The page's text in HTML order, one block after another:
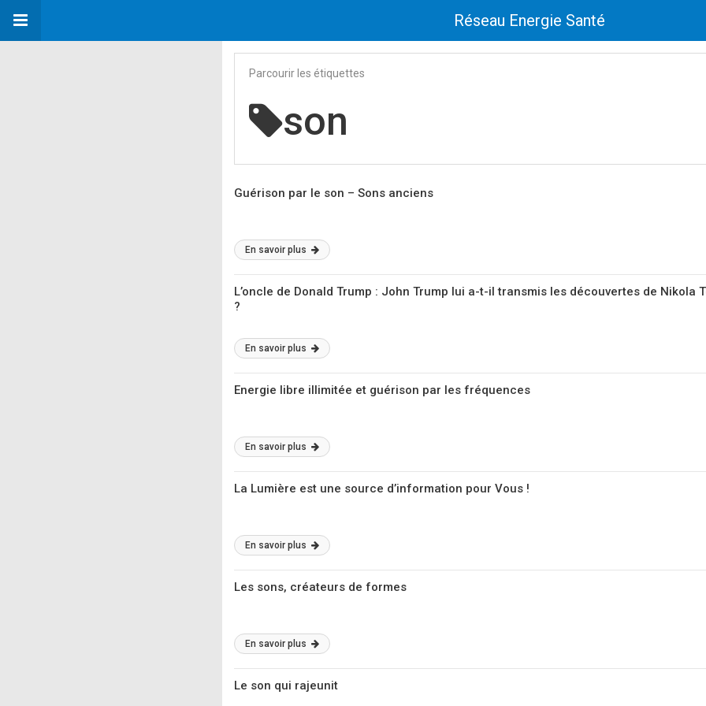
Réseau Energie Santé
Parcourir les étiquettes
son
Guérison par le son – Sons anciens
En savoir plus
L’oncle de Donald Trump : John Trump lui a-t-il transmis les découvertes de Nikola
?
En savoir plus
Energie libre illimitée et guérison par les fréquences
En savoir plus
La Lumière est une source d’information pour Vous !
En savoir plus
Les sons, créateurs de formes
En savoir plus
Le son qui rajeunit